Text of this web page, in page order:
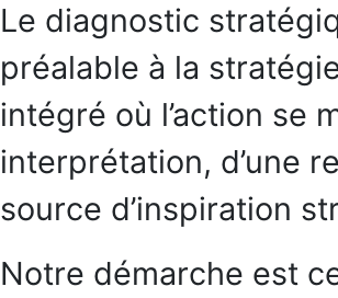
Le diagnostic
préalable à la
intégré où l’action se
interprétation, d’une
source d’inspiration
Notre démarche est